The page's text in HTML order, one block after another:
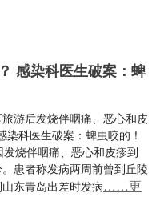
感染科医生破案：蜱
游后发烧伴咽痛、恶心和皮
科医生破案：蜱虫咬的！
烧伴咽痛、恶心和皮疹到
患者称发病两周前曾到丘陵
东青岛出差时发病……更